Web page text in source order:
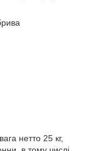
нетто 25 кг,